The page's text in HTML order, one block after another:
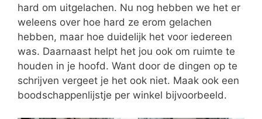
hard om uitgelachen. Nu nog hebben we het er
weleens over hoe hard ze erom gelachen
hebben, maar hoe duidelijk het voor iedereen
was. Daarnaast helpt het jou ook om ruimte te
houden in je hoofd. Want door de dingen op te
schrijven vergeet je het ook niet. Maak ook een
boodschappenlijstje per winkel bijvoorbeeld.